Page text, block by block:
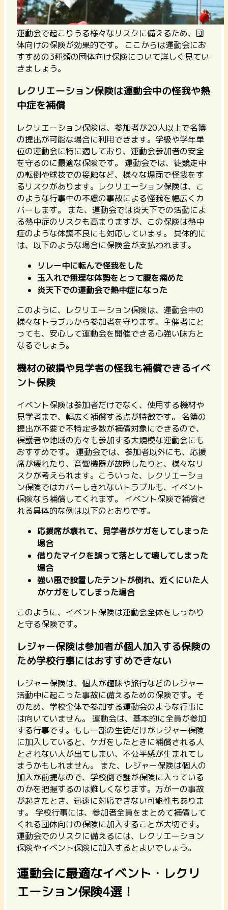
運動会で起こりうる様々なリスクに備えるため、団
体向けの保険が効果的です。 ここからは運動会にお
すすめの3種類の団体向け保険について詳しく見てい
きましょう。
レクリエーション保険は運動会中の怪我や熱
中症を補償
レクリエーション保険は、参加者が20人以上で名簿
の提出が可能な場合に利用できます。 学級や学年単
位の運動会に特に適しており、運動会参加者の安全
を守るのに最適な保険です。 運動会では、徒競走中
の転倒や球技での接触など、様々な場面で怪我をす
るリスクがあります。レクリエーション保険は、こ
のような行事中の不慮の事故による怪我を幅広くカ
バーします。 また、運動会では炎天下での活動によ
る熱中症のリスクも高まりますが、この保険は熱中
症のような体調不良にも対応しています。 具体的に
は、以下のような場合に保険金が支払われます。
リレー中に転んで怪我をした
玉入れで無理な体勢をとって腰を痛めた
炎天下での運動会で熱中症になった
このように、レクリエーション保険は、運動会中の
様々なトラブルから参加者を守ります。主催者にと
っても、安心して運動会を開催できる心強い味方と
なるでしょう。
機材の破損や見学者の怪我も補償できるイベ
ント保険
イベント保険は参加者だけでなく、使用する機材や
見学者まで、幅広く補償する点が特徴です。 名簿の
提出が不要で不特定多数が補償対象にできるので、
保護者や地域の方々も参加する大規模な運動会にも
おすすめです。 運動会では、参加者以外にも、応援
席が壊れたり、音響機器が故障したりと、様々なリ
スクが考えられます。 こういった、レクリエーショ
ン保険ではカバーしきれないトラブルも、イベント
保険なら補償してくれます。 イベント保険で補償さ
れる具体的な例は以下のとおりです。
応援席が壊れて、見学者がケガをしてしまった
場合
借りたマイクを誤って落として壊してしまった
場合
強い風で設置したテントが倒れ、近くにいた人
がケガをしてしまった場合
このように、イベント保険は運動会全体をしっかり
と守る保険です。
レジャー保険は参加者が個人加入する保険の
ため学校行事にはおすすめできない
レジャー保険は、個人が趣味や旅行などのレジャー
活動中に起こった事故に備えるための保険です。そ
のため、 学校全体で参加する運動会のような行事に
は向いていません。
運動会は、基本的に全員が参加
する行事です。もし一部の生徒だけがレジャー保険
に加入していると、ケガをしたときに補償される人
とされない人が出てしまい、不公平感が生まれてし
まうかもしれません。 また、レジャー保険は個人の
加入が前提なので、学校側で誰が保険に入っている
のかを把握するのは難しくなります。万が一の事故
が起きたとき、迅速に対応できない可能性もありま
す。 学校行事には、参加者全員をまとめて補償して
くれる団体向けの保険に加入することが大切です。
運動会でのリスクに備えるには、レクリエーション
保険やイベント保険に加入するとよいでしょう。
運動会に最適なイベント・レクリ
エーション保険4選！